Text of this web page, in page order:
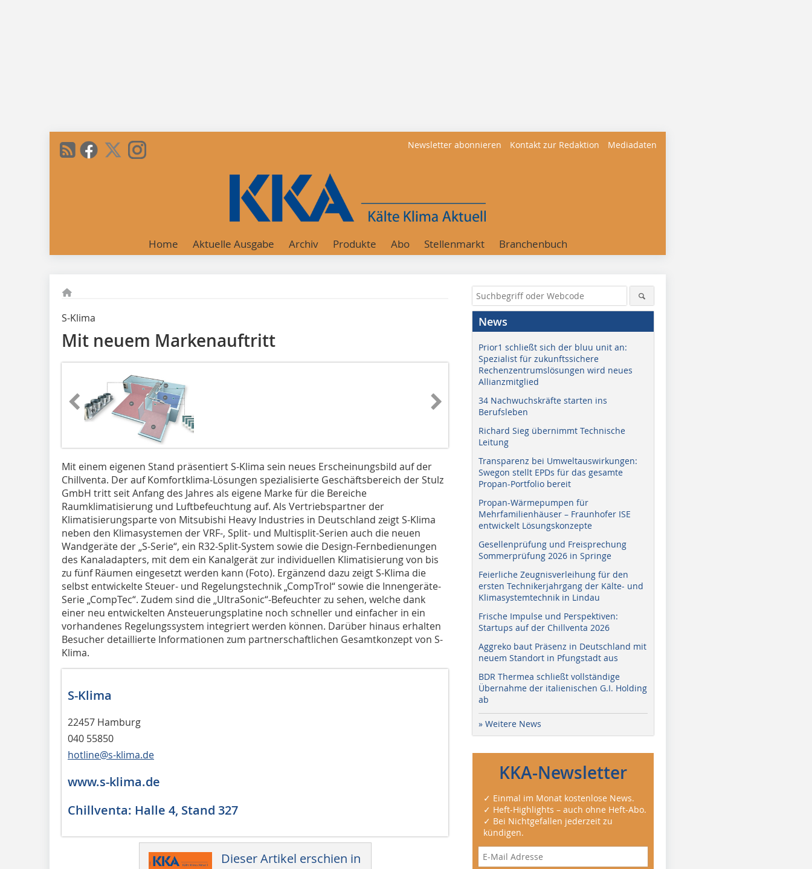
Newsletter abonnieren Kontakt zur Redaktion Mediadaten
Home Aktuelle Ausgabe Archiv Produkte Abo Stellenmarkt Branchenbuch
S-Klima
Mit neuem Markenauftritt
Mit einem eigenen Stand präsentiert S-Klima sein neues Erscheinungsbild auf der
Chillventa. Der auf Komfortklima-Lösungen spezialisierte Geschäftsbereich der Stulz
GmbH tritt seit Anfang des Jahres als eigene Marke für die Bereiche
Raumklimatisierung und Luftbefeuchtung auf. Als Vertriebspartner der
Klimatisierungsparte von Mitsubishi Heavy Industries in Deutschland zeigt S-Klima
neben den Klimasystemen der VRF-, Split- und Multisplit-Serien auch die neuen
Wandgeräte der „S-Serie“, ein R32-Split-System sowie die Design-Fernbedienungen
des Kanaladapters, mit dem ein Kanalgerät zur individuellen Klimatisierung von bis
zu fünf Räumen eingesetzt werden kann (Foto). Ergänzend dazu zeigt S-Klima die
selbst entwickelte Steuer- und Regelungstechnik „CompTrol“ sowie die Innengeräte-
Serie „CompTec“. Zudem sind die „UltraSonic“-Befeuchter zu sehen, welche dank
einer neu entwickelten Ansteuerungsplatine noch schneller und einfacher in ein
vorhandenes Regelungssystem integriert werden können. Da­rüber hinaus erhalten
Besucher detaillierte Informationen zum partnerschaftlichen Gesamtkonzept von S-
Klima.
S-Klima
22457 Hamburg
040 55850
hotline@s-klima.de
www.s-klima.de
Chillventa: Halle 4, Stand 327
Dieser Artikel erschien in
News
Prior1 schließt sich der bluu unit an:
Spezialist für zukunftssichere
Rechenzentrumslösungen wird neues
Allianzmitglied
34 Nachwuchskräfte starten ins
Berufsleben
Richard Sieg übernimmt Technische
Leitung
Transparenz bei Umweltauswirkungen:
Swegon stellt EPDs für das gesamte
Propan-Portfolio bereit
Propan-Wärmepumpen für
Mehrfamilienhäuser – Fraunhofer ISE
entwickelt Lösungskonzepte
Gesellenprüfung und Freisprechung
Sommerprüfung 2026 in Springe
Feierliche Zeugnisverleihung für den
ersten Technikerjahrgang der Kälte- und
Klimasystemtechnik in Lindau
Frische Impulse und Perspektiven:
Startups auf der Chillventa 2026
Aggreko baut Präsenz in Deutschland mit
neuem Standort in Pfungstadt aus
BDR Thermea schließt vollständige
Übernahme der italienischen G.I. Holding
ab
» Weitere News
KKA-Newsletter
✓ Einmal im Monat kostenlose News.
✓ Heft-Highlights – auch ohne Heft-Abo.
✓ Bei Nichtgefallen jederzeit zu
kündigen.